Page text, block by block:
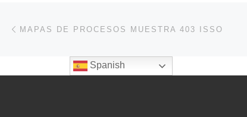
Navegación de entradas
MAPAS DE PROCESOS MUESTRA 403 ISSO
Spanish